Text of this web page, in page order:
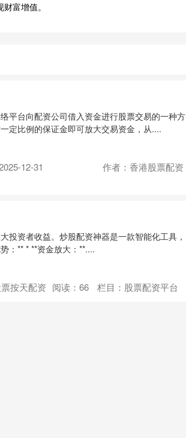
富增值。
平台向配资公司借入资金进行股票交易的一种方
定比例的保证金即可放大交易资金，从....
12-31
作者：香港股票配资
投资者收益。炒股配资神器是一款智能化工具，
：** * **资金放大：**....
按天配资 阅读： 66 栏目： 股票配资平台